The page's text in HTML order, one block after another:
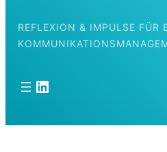
REFLEXION & IMPULSE FÜR
LinkedIn